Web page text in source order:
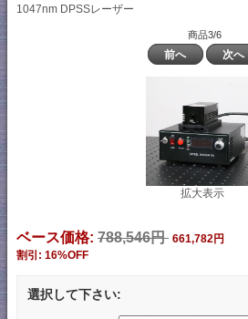
1047nm DPSSレーザー
商品3/6
前へ 次へ
拡大表示
ベース価格: 788,546円 661,782円
割引: 16%OFF
選択して下さい: